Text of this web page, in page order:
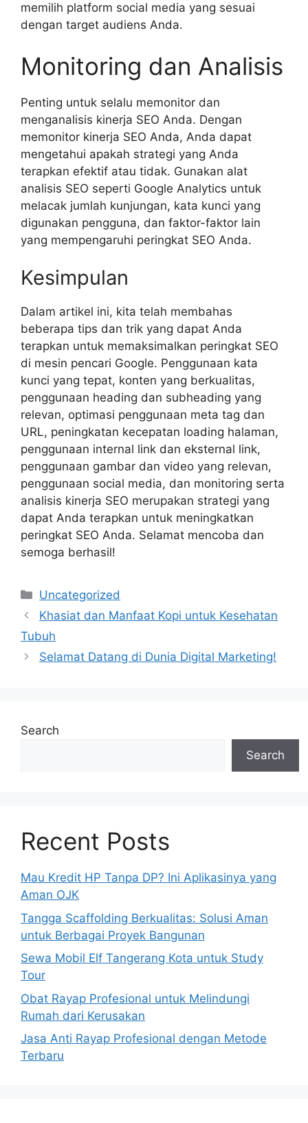
memilih platform social media yang sesuai
dengan target audiens Anda.
Monitoring dan Analisis
Penting untuk selalu memonitor dan
menganalisis kinerja SEO Anda. Dengan
memonitor kinerja SEO Anda, Anda dapat
mengetahui apakah strategi yang Anda
terapkan efektif atau tidak. Gunakan alat
analisis SEO seperti Google Analytics untuk
melacak jumlah kunjungan, kata kunci yang
digunakan pengguna, dan faktor-faktor lain
yang mempengaruhi peringkat SEO Anda.
Kesimpulan
Dalam artikel ini, kita telah membahas
beberapa tips dan trik yang dapat Anda
terapkan untuk memaksimalkan peringkat SEO
di mesin pencari Google. Penggunaan kata
kunci yang tepat, konten yang berkualitas,
penggunaan heading dan subheading yang
relevan, optimasi penggunaan meta tag dan
URL, peningkatan kecepatan loading halaman,
penggunaan internal link dan eksternal link,
penggunaan gambar dan video yang relevan,
penggunaan social media, dan monitoring serta
analisis kinerja SEO merupakan strategi yang
dapat Anda terapkan untuk meningkatkan
peringkat SEO Anda. Selamat mencoba dan
semoga berhasil!
Categories
Uncategorized
Khasiat dan Manfaat Kopi untuk Kesehatan
Tubuh
Selamat Datang di Dunia Digital Marketing!
Search
Search
Recent Posts
Mau Kredit HP Tanpa DP? Ini Aplikasinya yang
Aman OJK
Tangga Scaffolding Berkualitas: Solusi Aman
untuk Berbagai Proyek Bangunan
Sewa Mobil Elf Tangerang Kota untuk Study
Tour
Obat Rayap Profesional untuk Melindungi
Rumah dari Kerusakan
Jasa Anti Rayap Profesional dengan Metode
Terbaru